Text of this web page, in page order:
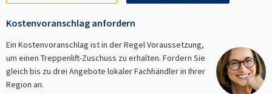
Kostenvoranschlag anfordern
Ein Kostenvoranschlag ist in der Regel Voraussetzung,
um einen Treppenlift-Zuschuss zu erhalten. Fordern Sie
gleich bis zu drei Angebote lokaler Fachhändler in Ihrer
Region an.